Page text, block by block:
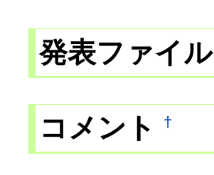
発表ファイル
コメント †